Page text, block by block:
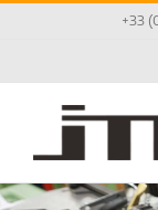
Passer
+33